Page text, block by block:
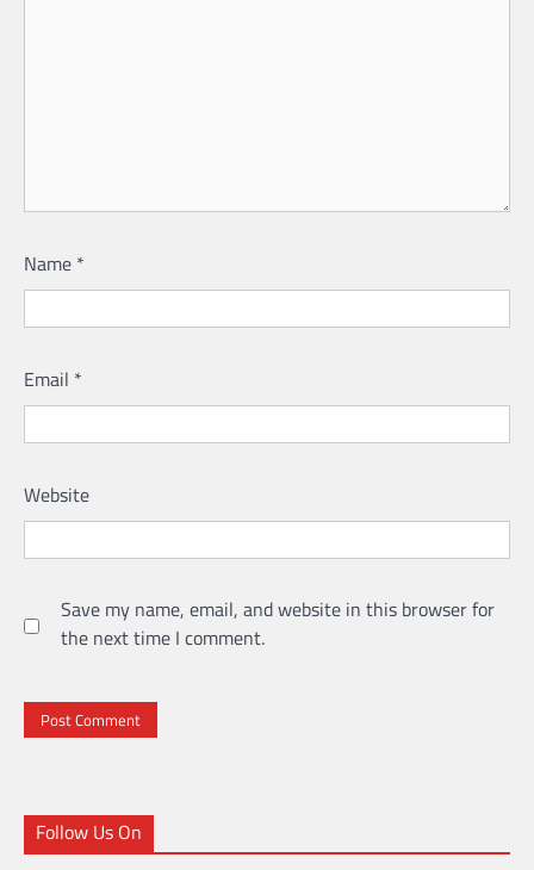
Name *
Email *
Website
Save my name, email, and website in this browser for
the next time I comment.
Follow Us On